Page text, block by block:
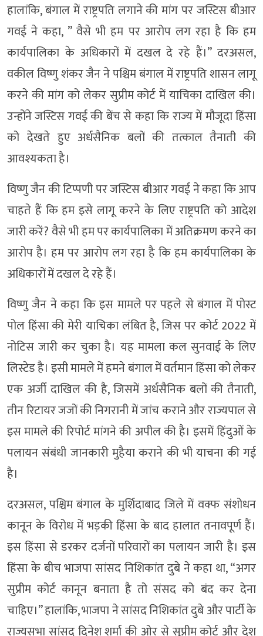
हालांकि, बंगाल में राष्ट्रपति लगाने की मांग पर जस्टिस बीआर
गवई ने कहा, ” वैसे भी हम पर आरोप लग रहा है कि हम
कार्यपालिका के अधिकारों में दखल दे रहे हैं।” दरअसल,
वकील विष्णु शंकर जैन ने पश्चिम बंगाल में राष्ट्रपति शासन लागू
करने की मांग को लेकर सुप्रीम कोर्ट में याचिका दाखिल की।
उन्होंने जस्टिस गवई की बेंच से कहा कि राज्य में मौजूदा हिंसा
को देखते हुए अर्धसैनिक बलों की तत्काल तैनाती की
आवश्यकता है।
विष्णु जैन की टिप्पणी पर जस्टिस बीआर गवई ने कहा कि आप
चाहते हैं कि हम इसे लागू करने के लिए राष्ट्रपति को आदेश
जारी करें? वैसे भी हम पर कार्यपालिका में अतिक्रमण करने का
आरोप है। हम पर आरोप लग रहा है कि हम कार्यपालिका के
अधिकारों में दखल दे रहे हैं।
विष्णु जैन ने कहा कि इस मामले पर पहले से बंगाल में पोस्ट
पोल हिंसा की मेरी याचिका लंबित है, जिस पर कोर्ट 2022 में
नोटिस जारी कर चुका है। यह मामला कल सुनवाई के लिए
लिस्टेड है। इसी मामले में हमने बंगाल में वर्तमान हिंसा को लेकर
एक अर्जी दाखिल की है, जिसमें अर्धसैनिक बलों की तैनाती,
तीन रिटायर जजों की निगरानी में जांच कराने और राज्यपाल से
इस मामले की रिपोर्ट मांगने की अपील की है। इसमें हिंदुओं के
पलायन संबंधी जानकारी मुहैया कराने की भी याचना की गई
है।
दरअसल, पश्चिम बंगाल के मुर्शिदाबाद जिले में वक्फ संशोधन
कानून के विरोध में भड़की हिंसा के बाद हालात तनावपूर्ण हैं।
इस हिंसा से डरकर दर्जनों परिवारों का पलायन जारी है। इस
हिंसा के बीच भाजपा सांसद निशिकांत दुबे ने कहा था, “अगर
सुप्रीम कोर्ट कानून बनाता है तो संसद को बंद कर देना
चाहिए।” हालांकि, भाजपा ने सांसद निशिकांत दुबे और पार्टी के